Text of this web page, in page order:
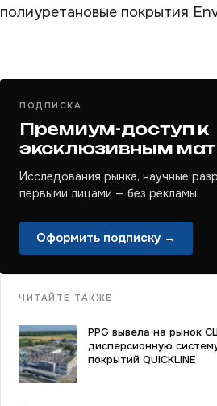
полиуретановые покрытия
ПОДПИСКА
Премиум-доступ к
эксклюзивным
Исследования рынка, научные
первыми лицами — без рекламы.
Оформить подписку →
ЧИТАЙТЕ ТАКЖЕ
PPG вывела на рынок
дисперсионную
покрытий QUICKLINE